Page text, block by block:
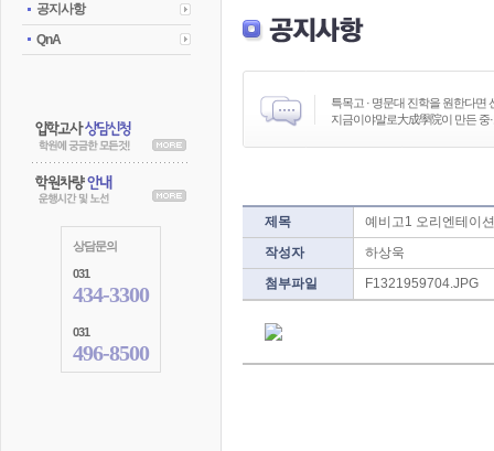
공지사항
QnA
상담문의
031
434-3300
031
496-8500
특목고 · 명문대 진학을 원한다면
지금이야말로大成學院이 만든 중
제목
예비고1 오리엔테이
작성자
하상욱
첨부파일
F1321959704.JPG